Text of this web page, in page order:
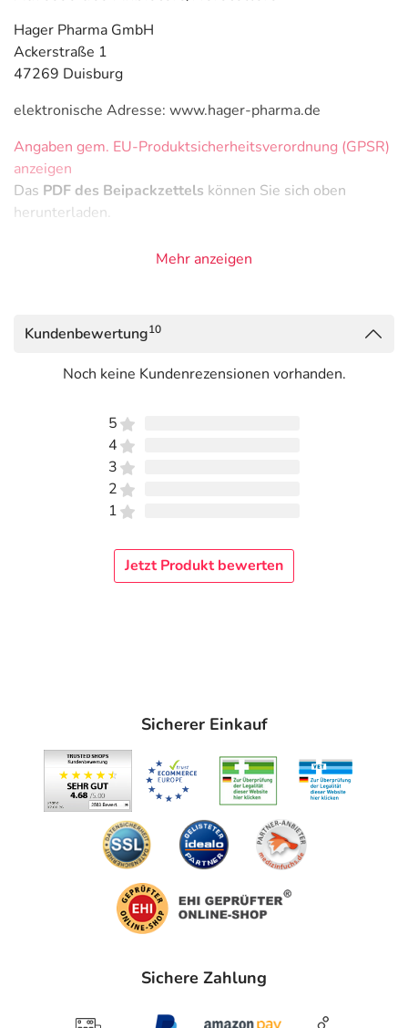
Hager Pharma GmbH
Ackerstraße 1
47269 Duisburg
elektronische Adresse: www.hager-pharma.de
Angaben gem. EU-Produktsicherheitsverordnung (GPSR)
anzeigen
Das PDF des Beipackzettels können Sie sich oben
herunterladen.
Mehr anzeigen
Kundenbewertung10
Noch keine Kundenrezensionen vorhanden.
5
4
3
2
1
Jetzt Produkt bewerten
Sicherer Einkauf
Sichere Zahlung